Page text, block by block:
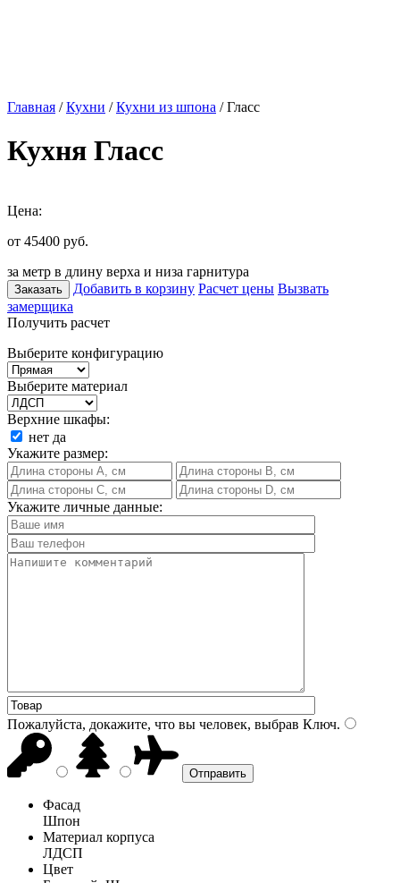
Главная /Кухни /Кухни из шпона / Гласс
Кухня Гласс
Цена:
от 45400 руб.
за метр в длину верха и низа гарнитура
Заказать Добавить в корзину Расчет цены Вызвать
замерщика
Получить расчет
Выберите конфигурацию
Выберите материал
Верхние шкафы:
нет да
Укажите размер:
Укажите личные данные:
Пожалуйста, докажите, что вы человек, выбрав Ключ.
Фасад
Шпон
Материал корпуса
ЛДСП
Цвет